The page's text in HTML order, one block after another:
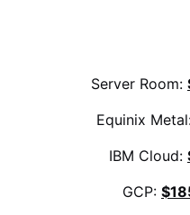
Server Room:
Equinix
IBM Cloud:
GCP: